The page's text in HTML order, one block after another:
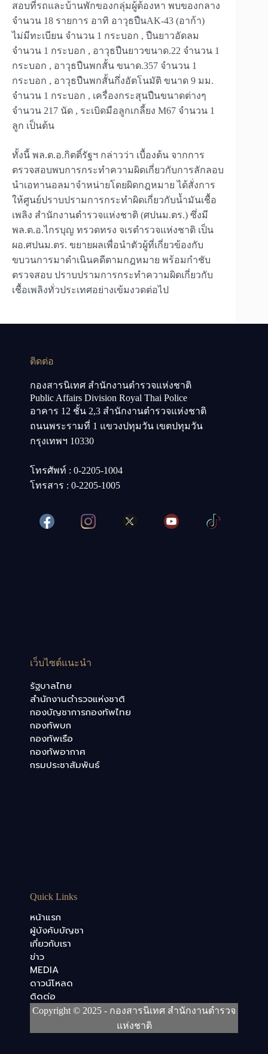
สอบที่รถและบ้านพักของกลุ่มผู้ต้องหา พบของกลาง
จำนวน 18 รายการ อาทิ อาวุธปืนAK-43 (อาก้า)
ไม่มีทะเบียน จำนวน 1 กระบอก , ปืนยาวอัดลม
จำนวน 1 กระบอก , อาวุธปืนยาวขนาด.22 จำนวน 1
กระบอก , อาวุธปืนพกสั้น ขนาด.357 จำนวน 1
กระบอก , อาวุธปืนพกสั้นกึ่งอัตโนมัติ ขนาด 9 มม.
จำนวน 1 กระบอก , เครื่องกระสุนปืนขนาดต่างๆ
จำนวน 217 นัด , ระเบิดมือลูกเกลี้ยง M67 จำนวน 1
ลูก เป็นต้น
ทั้งนี้ พล.ต.อ.กิตติ์รัฐฯ กล่าวว่า เบื้องต้น จากการ
ตรวจสอบพบการกระทำความผิดเกี่ยวกับการลักลอบ
นำเอทานอลมาจำหน่ายโดยผิดกฎหมาย ได้สั่งการ
ให้ศูนย์ปราบปรามการกระทำผิดเกี่ยวกับน้ำมันเชื้อ
เพลิง สำนักงานตำรวจแห่งชาติ (ศปนม.ตร.) ซึ่งมี
พล.ต.อ.ไกรบุญ ทรวดทรง จเรตำรวจแห่งชาติ เป็น
ผอ.ศปนม.ตร. ขยายผลเพื่อนำตัวผู้ที่เกี่ยวข้องกับ
ขบวนการมาดำเนินคดีตามกฎหมาย พร้อมกำชับ
ตรวจสอบ ปราบปรามการกระทำความผิดเกี่ยวกับ
เชื้อเพลิงทั่วประเทศอย่างเข้มงวดต่อไป
ติดต่อ
กองสารนิเทศ สำนักงานตำรวจแห่งชาติ
Public Affairs Division Royal Thai Police
อาคาร 12 ชั้น 2,3 สำนักงานตำรวจแห่งชาติ
ถนนพระรามที่ 1 แขวงปทุมวัน เขตปทุมวัน
กรุงเทพฯ 10330
โทรศัพท์ : 0-2205-1004
โทรสาร : 0-2205-1005
เว็บไซต์แนะนำ
รัฐบาลไทย
สำนักงานตำรวจแห่งชาติ
กองบัญชาการกองทัพไทย
กองทัพบก
กองทัพเรือ
กองทัพอากาศ
กรมประชาสัมพันธ์
Quick Links
หน้าแรก
ผู้บังคับบัญชา
เกี่ยวกับเรา
ข่าว
MEDIA
ดาวน์โหลด
ติดต่อ
Copyright © 2025 - กองสารนิเทศ สำนักงานตำรวจ
แห่งชาติ